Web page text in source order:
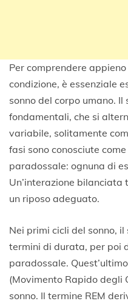
Per comprendere
condizione, è essenziale
sonno del corpo umano.
fondamentali, che si
variabile, solitamente
fasi sono conosciute
paradossale: ognuna di
Un’interazione
un riposo adeguato.
Nei primi cicli del sonno,
termini di durata, per poi
paradossale.
(Movimento Rapido degli
sonno. Il termine REM